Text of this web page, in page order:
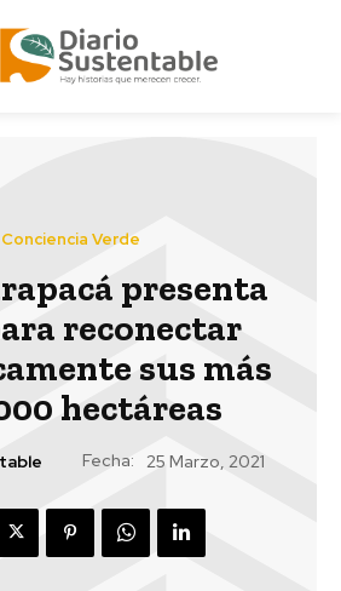
Conciencia Verde
presenta
reconectar
sus más
hectáreas
Fecha: 25 Marzo, 2021